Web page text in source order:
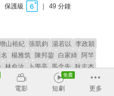
保護級 49 分鐘
山裕紀 張凱鈞 湯若以 李政穎
楊雅筑 陳邦鋆 白家綺 阿竿
林俞汝 卜學亮 馬念先 狄志杰
王希華
電影 短劇 更多